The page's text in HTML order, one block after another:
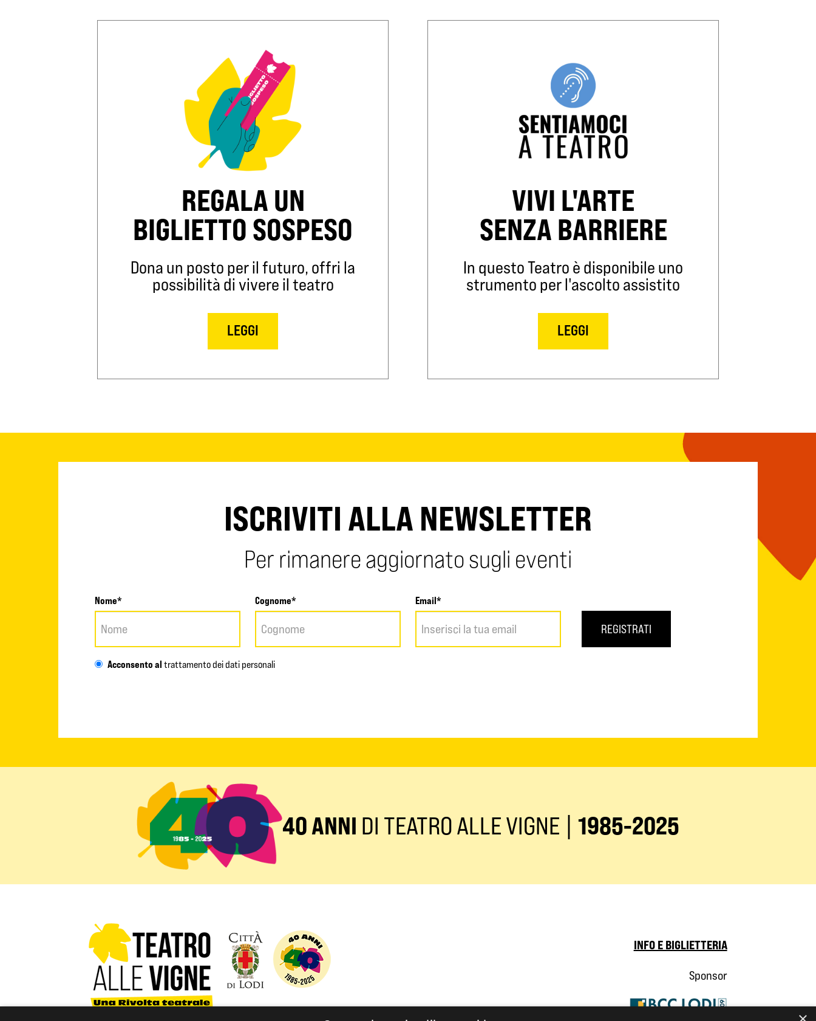
REGALA UN
BIGLIETTO SOSPESO
Dona un posto per il futuro, offri la
possibilità di vivere il teatro
LEGGI
VIVI L'ARTE
SENZA BARRIERE
In questo Teatro è disponibile uno
strumento per l'ascolto assistito
LEGGI
ISCRIVITI ALLA NEWSLETTER
Per rimanere aggiornato sugli eventi
Nome* Cognome* Email*
REGISTRATI
Acconsento al trattamento dei dati personali
40 ANNI DI TEATRO ALLE VIGNE | 1985-2025
INFO E BIGLIETTERIA
Sponsor